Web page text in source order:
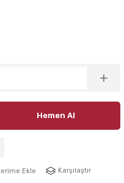
Hemen Al
Karşılaştır